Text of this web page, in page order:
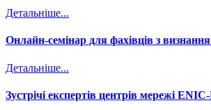
Детальніше...
Онлайн-семінар для фахівців з
Детальніше...
Зустрічі експертів центрів мережі